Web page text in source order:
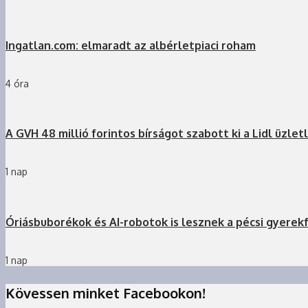
Ingatlan.com: elmaradt az albérletpiaci roham
4 óra
A GVH 48 millió forintos bírságot szabott ki a Lidl
1 nap
Óriásbuborékok és AI-robotok is lesznek a pécsi
1 nap
Kövessen minket Facebookon!